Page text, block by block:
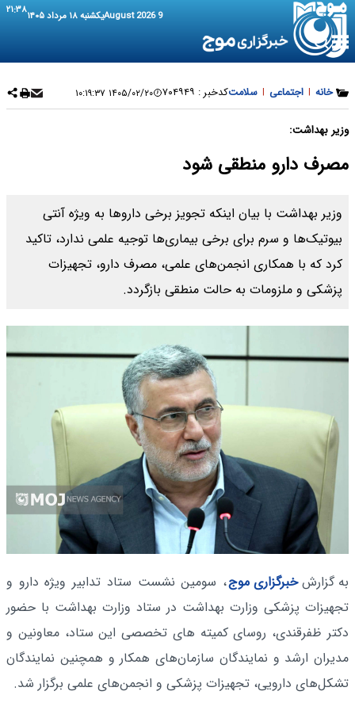
9 August 2026 یکشنبه ۱۸ مرداد ۱۴۰۵ ۲۱:۳۸
خانه | اجتماعی | سلامتکدخبر : ۷۰۴۹۴۹ ۱۴۰۵/۰۲/۲۰ ۱۰:۱۹:۳۷
وزیر بهداشت:
مصرف دارو منطقی شود
وزیر بهداشت با بیان اینکه تجویز برخی داروها به ویژه آنتی
بیوتیک‌ها و سرم برای برخی بیماری‌ها توجیه علمی ندارد، تاکید
کرد که با همکاری انجمن‌های علمی، مصرف دارو، تجهیزات
پزشکی و ملزومات به حالت منطقی بازگردد.
به گزارشخبرگزاری موج، سومین نشست ستاد تدابیر ویژه دارو و
تجهیزات پزشکی وزارت بهداشت در ستاد وزارت بهداشت با حضور
دکتر ظفرقندی، روسای کمیته های تخصصی این ستاد، معاونین و
مدیران ارشد و نمایندگان سازمان‌های همکار و همچنین نمایندگان
تشکل‌های دارویی، تجهیزات پزشکی و انجمن‌های علمی برگزار شد.